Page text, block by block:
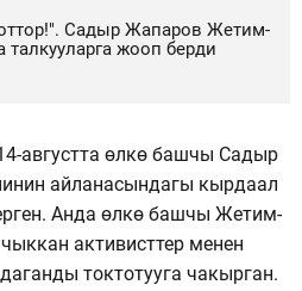
Садыр Жапаров Жетим-
талкууларга жооп берди
августта өлкө башчы Садыр
айланасындагы кырдаал
Анда өлкө башчы Жетим-
активисттер менен
токтотууга чакырган.